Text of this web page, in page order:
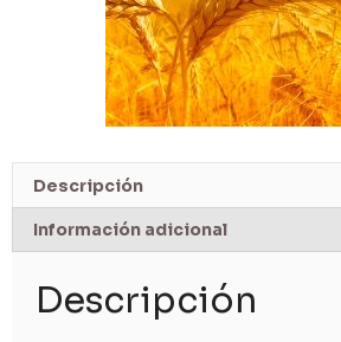
Descripción
Información adicional
Descripción